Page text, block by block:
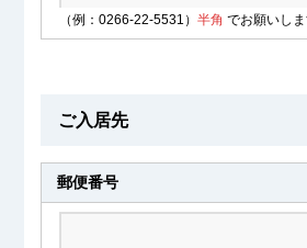
（例：0266-22-5531）半角 でお願いしま
ご入居先
郵便番号